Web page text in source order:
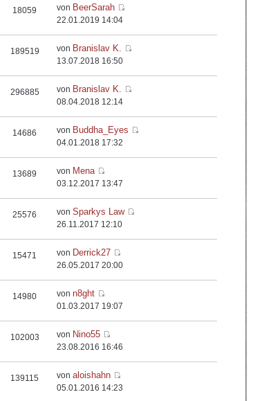
18059 von BeerSarah
22.01.2019 14:04
189519 von Branislav K.
13.07.2018 16:50
296885 von Branislav K.
08.04.2018 12:14
14686 von Buddha_Eyes
04.01.2018 17:32
13689 von Mena
03.12.2017 13:47
25576 vonSparkys Law
26.11.2017 12:10
15471 von Derrick27
26.05.2017 20:00
14980 vonn8ght
01.03.2017 19:07
102003 von Nino55
23.08.2016 16:46
139115 vonaloishahn
05.01.2016 14:23